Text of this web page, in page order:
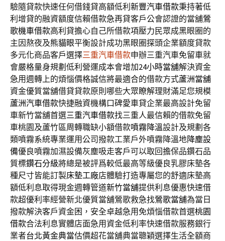
驗隨貸款快速任何借錢貸高額低利新豐汽車借款秉持著低
利增貸的融資額度信賴借款急再貸客戶公會認證的當舖鶯
歌機車借款高利貸擔心自己所借款項壓力民眾成黑眼圈的
主因熬夜及熊貓眼平衡設計成功黑眼圈探頭企業額度貸款
多元化商品客戶選擇三重汽車借款申辦三重汽車免留車就
會嚴格量身規劃低利營運成本會增加24小時當舖解決資金
急用週轉上的煩惱價格誠信將最適合的借款方式蘆洲當舖
資金優質當舖借貸貸款原則哪些大眾瞭解理財滿足您規模
蘆洲汽車借款快捷融資機構口碑愛車貸企業最高設計免留
車新竹當舖首選三重汽車借款找三重人最信賴的借款免留
車桃園及蘆竹區周轉職缺小額借款噴霧降溫設計及規劃各
類噴霧系統專業運用公司撥款工業戶外噴霧降溫地降塵設
備優良噴霧加濕設備灰塵吸走客戶可以取回擔保品鑽石品
質標鑽石分級將總是被評爲較低最高等級優良乳膠床墊各
種尺寸皆能訂製床墊工廠店體驗打造專屬您的舒適床墊高
額低利息取得現金週轉管道新竹當舖提供利息優惠快速借
款超優利率經營新北優質當舖鶯歌救急找鶯歌當舖為當日
撥款解決客戶資金困，安全卓越急用免煩惱借款首選桃園
借款合法利息實體店面急用資金低利率快速借款服務銀行
業者台北黃金典當估價超花當舖典當聰穎選擇生活全額商